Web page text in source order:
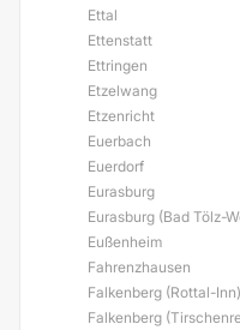
Ettal
Ettenstatt
Ettringen
Etzelwang
Etzenricht
Euerbach
Euerdorf
Eurasburg
Eurasburg (Bad Tölz-
Eußenheim
Fahrenzhausen
Falkenberg (Rottal-Inn)
Falkenberg